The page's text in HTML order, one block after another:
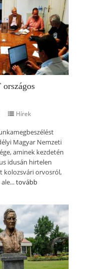
Hírek
Magyar Nemzeti
aminek kezdetén
idusán hirtelen
kolozsvári orvosról,
tovább